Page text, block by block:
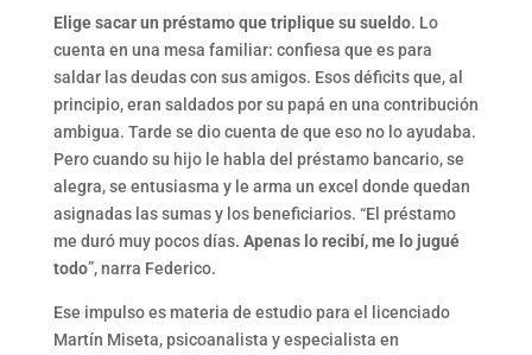
Elige sacar un préstamo que triplique su sueldo. Lo
cuenta en una mesa familiar: confiesa que es para
saldar las deudas con sus amigos. Esos déficits que, al
principio, eran saldados por su papá en una contribución
ambigua. Tarde se dio cuenta de que eso no lo ayudaba.
Pero cuando su hijo le habla del préstamo bancario, se
alegra, se entusiasma y le arma un excel donde quedan
asignadas las sumas y los beneficiarios. “El préstamo
me duró muy pocos días. Apenas lo recibí, me lo jugué
todo”, narra Federico.
Ese impulso es materia de estudio para el licenciado
Martín Miseta, psicoanalista y especialista en